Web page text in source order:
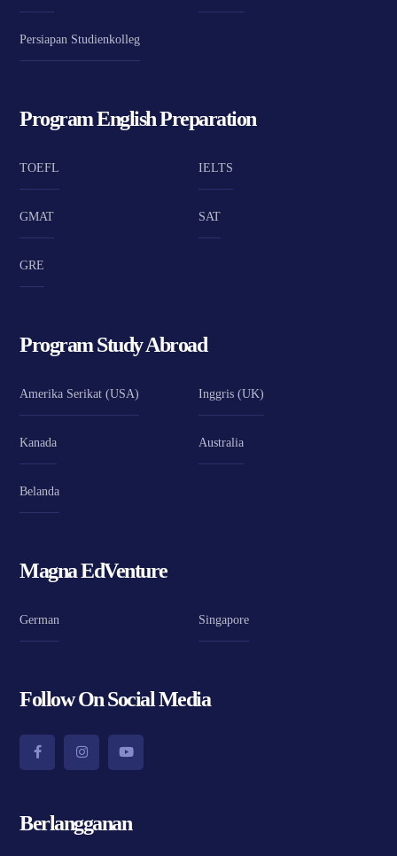
Persiapan Studienkolleg
Program English Preparation
TOEFL IELTS
GMAT SAT
GRE
Program Study Abroad
Amerika Serikat (USA) Inggris (UK)
Kanada Australia
Belanda
Magna EdVenture
German Singapore
Follow On Social Media
Berlangganan